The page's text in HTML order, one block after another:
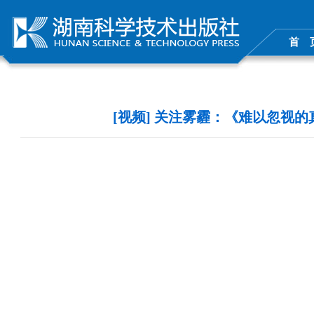
首
[视频] 关注雾霾：《难以忽视